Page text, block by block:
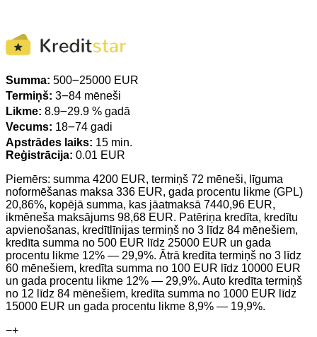
Summa: 500౼25000 EUR
Termiņš: 3౼84 mēneši
Likme: 8.9౼29.9 % gadā
Vecums: 18౼74 gadi
Apstrādes laiks: 15 min.
Reģistrācija: 0.01 EUR
Piemērs: summa 4200 EUR, termiņš 72 mēneši, līguma
noformēšanas maksa 336 EUR, gada procentu likme (GPL)
20,86%, kopējā summa, kas jāatmaksā 7440,96 EUR,
ikmēneša maksājums 98,68 EUR. Patēriņa kredīta, kredītu
apvienošanas, kredītlīnijas termiņš no 3 līdz 84 mēnešiem,
kredīta summa no 500 EUR līdz 25000 EUR un gada
procentu likme 12% — 29,9%. Ātrā kredīta termiņš no 3 līdz
60 mēnešiem, kredīta summa no 100 EUR līdz 10000 EUR
un gada procentu likme 12% — 29,9%. Auto kredīta termiņš
no 12 līdz 84 mēnešiem, kredīta summa no 1000 EUR līdz
15000 EUR un gada procentu likme 8,9% — 19,9%.
−+